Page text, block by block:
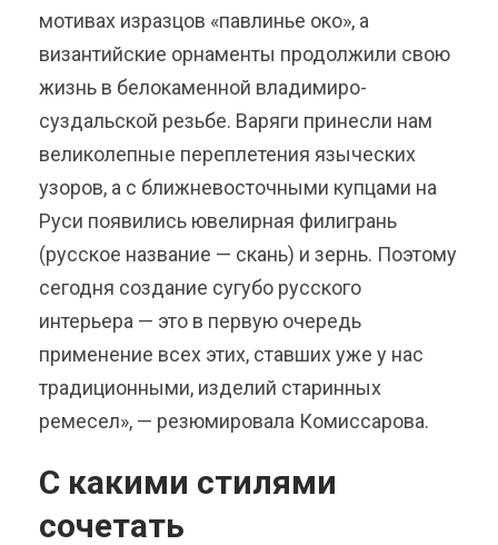
мотивах изразцов «павлинье око», а
византийские орнаменты продолжили свою
жизнь в белокаменной владимиро-
суздальской резьбе. Варяги принесли нам
великолепные переплетения языческих
узоров, а с ближневосточными купцами на
Руси появились ювелирная филигрань
(русское название — скань) и зернь. Поэтому
сегодня создание сугубо русского
интерьера — это в первую очередь
применение всех этих, ставших уже у нас
традиционными, изделий старинных
ремесел», — резюмировала Комиссарова.
С какими стилями
сочетать